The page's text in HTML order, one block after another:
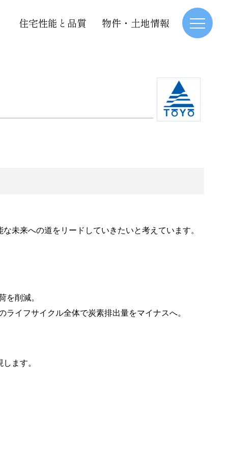
住宅性能と品質 物件・土地情報
未来への道をリードしていきたいと考えています。
を削減。
イフサイクル全体で炭素排出量をマイナスへ。
ます。